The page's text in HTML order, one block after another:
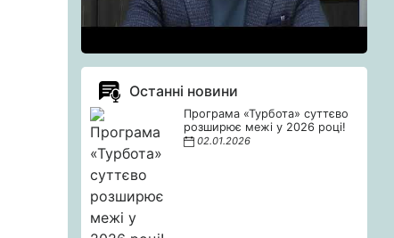
Останні новини
Програма «Турбота» суттєво
розширює межі у 2026 році!
02.01.2026